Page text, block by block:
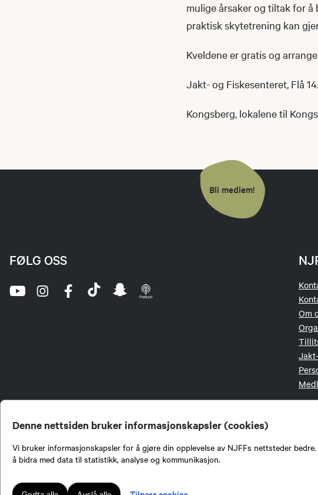
Denne nettsiden bruker informasjonskapsler (cookies)
Vi bruker informasjonskapsler for å gjøre din opplevelse av NJFFs nettsteder
å bidra med data til statistikk, analyse og kommunikasjon.
mulige årsaker og tiltak for
praktisk skytetrening kan
Kveldene er gratis og
Jakt- og Fiskesenteret, Flå
Kongsberg, lokalene til
Bli medlem!
Om
FØLG OSS
Norges Jeger- og Fiskerforbund (NJFF) er
formidling av kunnskap om jakt og fiske i